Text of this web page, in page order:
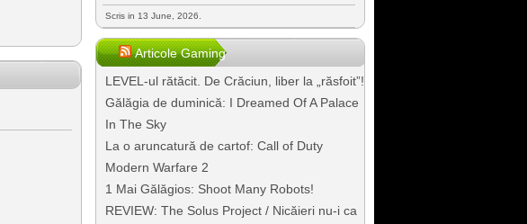
Scris in 13 June, 2026.
Articole Gaming
LEVEL-ul rătăcit. De Crăciun, liber la „răsfoit”!
Gălăgia de duminică: I Dreamed Of A Palace
In The Sky
La o aruncatură de cartof: Call of Duty
Modern Warfare 2
1 Mai Gălăgios: Shoot Many Robots!
REVIEW: The Solus Project / Nicăieri nu-i ca